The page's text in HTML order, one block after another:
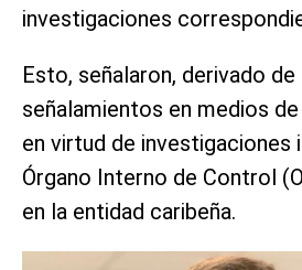
investigaciones
Esto, señalaron, derivado
señalamientos en medios
en virtud de investigaciones
Órgano Interno de Control
en la entidad caribeña.